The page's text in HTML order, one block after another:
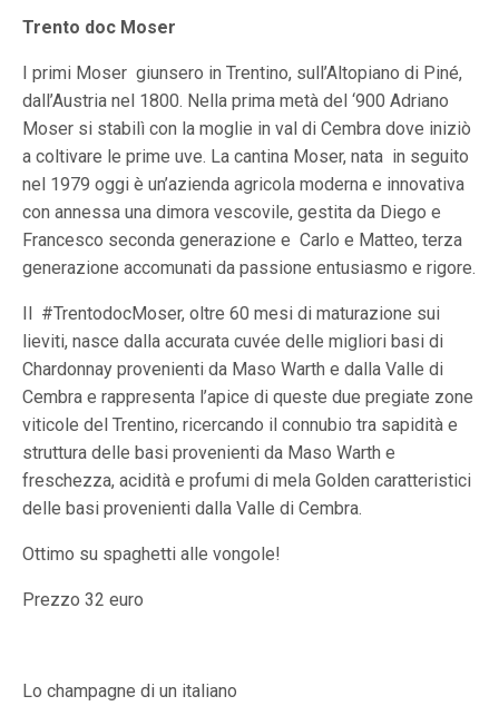
Trento doc Moser
I primi Moser giunsero in Trentino, sull’Altopiano di Piné,
dall’Austria nel 1800. Nella prima metà del ‘900 Adriano
Moser si stabilì con la moglie in val di Cembra dove iniziò
a coltivare le prime uve. La cantina Moser, nata in seguito
nel 1979 oggi è un’azienda agricola moderna e innovativa
con annessa una dimora vescovile, gestita da Diego e
Francesco seconda generazione e Carlo e Matteo, terza
generazione accomunati da passione entusiasmo e rigore.
Il #TrentodocMoser, oltre 60 mesi di maturazione sui
lieviti, nasce dalla accurata cuvée delle migliori basi di
Chardonnay provenienti da Maso Warth e dalla Valle di
Cembra e rappresenta l’apice di queste due pregiate zone
viticole del Trentino, ricercando il connubio tra sapidità e
struttura delle basi provenienti da Maso Warth e
freschezza, acidità e profumi di mela Golden caratteristici
delle basi provenienti dalla Valle di Cembra.
Ottimo su spaghetti alle vongole!
Prezzo 32 euro
Lo champagne di un italiano